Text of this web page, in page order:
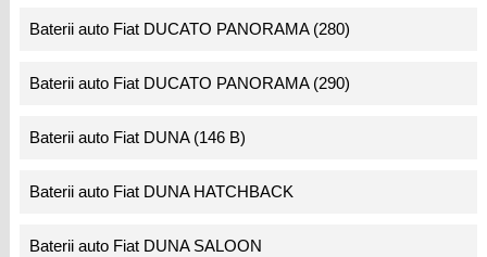
Baterii auto Fiat DUCATO PANORAMA (280)
Baterii auto Fiat DUCATO PANORAMA (290)
Baterii auto Fiat DUNA (146 B)
Baterii auto Fiat DUNA HATCHBACK
Baterii auto Fiat DUNA SALOON